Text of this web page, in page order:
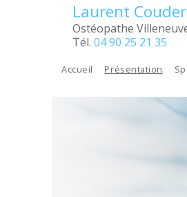
Aller au contenu principal
Laurent
Ostéopathe
Tél. 04 90 25 21 35
Accueil Présentation